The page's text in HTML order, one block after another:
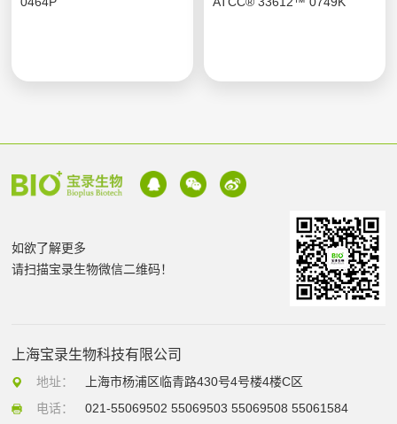
如欲了解更多
请扫描宝录生物微信二维码！
上海宝录生物科技有限公司
地址：
上海市杨浦区临青路430号4号楼4楼C区
电话：
021-55069502 55069503 55069508 55061584